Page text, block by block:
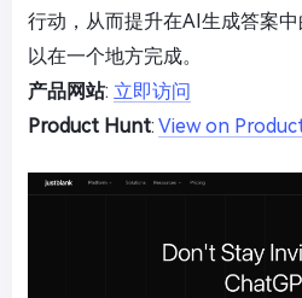
行动，从而提升在AI生成答案
以在一个地方完成。
产品网站: 立即访问
Product Hunt: View on